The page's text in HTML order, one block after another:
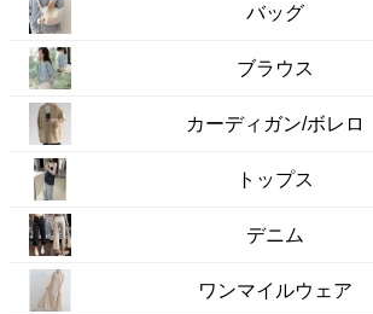
バッグ
ブラウス
カーディガン/ボレロ
トップス
デニム
ワンマイルウェア